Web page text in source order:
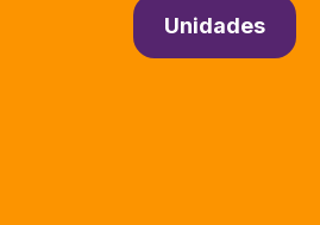
Unidades